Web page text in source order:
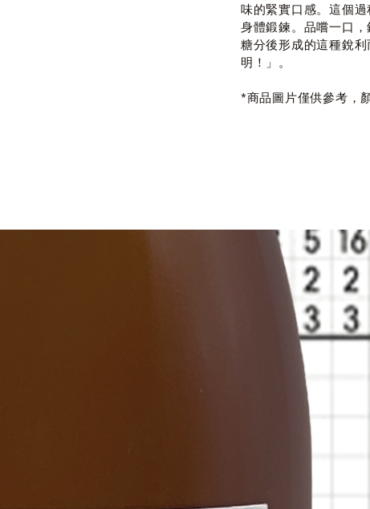
味的緊實口感。這個
身體鍛鍊。品嚐一口
糖分後形成的這種銳
明！」。
*商品圖片僅供參考，